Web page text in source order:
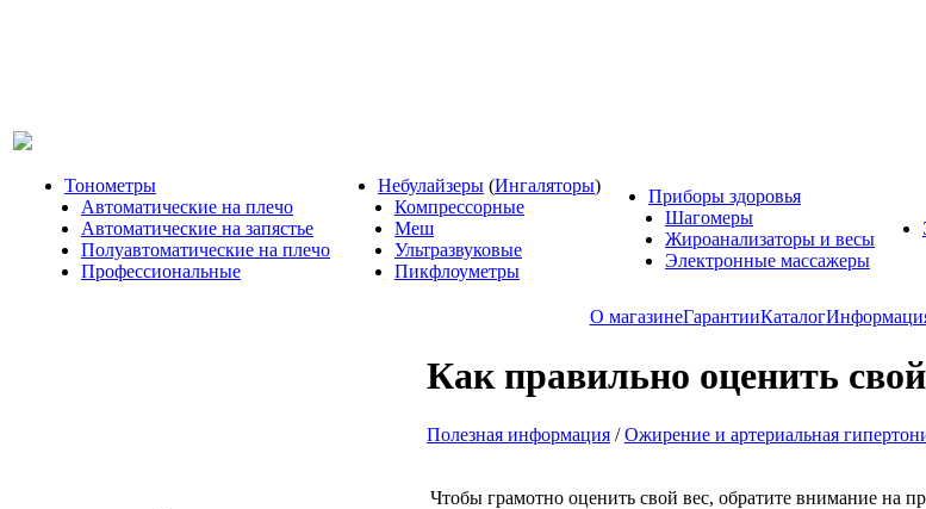
Тонометры
Автоматические на плечо
Автоматические на запястье
Полуавтоматические на плечо
Профессиональные
Небулайзеры (Ингаляторы)
Компрессорные
Меш
Ультразвуковые
Пикфлоуметры
Приборы здоровья
Шагомеры
Жироанализаторы и весы
Электронные массажеры
О магазинеГарантииКаталог
Как правильно оценить свой
Полезная информация /Ожирение и артериальная
Чтобы грамотно оценить свой вес, обратите внимание на